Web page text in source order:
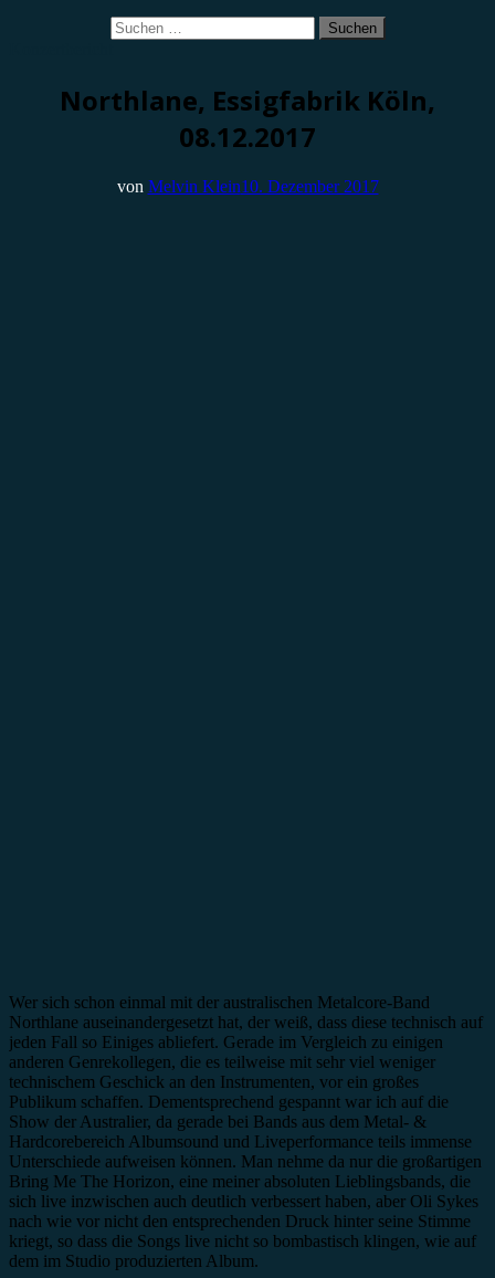
Suchen
nach:
Northlane, Essigfabrik Köln,
08.12.2017
von Melvin Klein10. Dezember 2017
Wer sich schon einmal mit der australischen Metalcore-Band
Northlane auseinandergesetzt hat, der weiß, dass diese technisch auf
jeden Fall so Einiges abliefert. Gerade im Vergleich zu einigen
anderen Genrekollegen, die es teilweise mit sehr viel weniger
technischem Geschick an den Instrumenten, vor ein großes
Publikum schaffen. Dementsprechend gespannt war ich auf die
Show der Australier, da gerade bei Bands aus dem Metal- &
Hardcorebereich Albumsound und Liveperformance teils immense
Unterschiede aufweisen können. Man nehme da nur die großartigen
Bring Me The Horizon, eine meiner absoluten Lieblingsbands, die
sich live inzwischen auch deutlich verbessert haben, aber Oli Sykes
nach wie vor nicht den entsprechenden Druck hinter seine Stimme
kriegt, so dass die Songs live nicht so bombastisch klingen, wie auf
dem im Studio produzierten Album.